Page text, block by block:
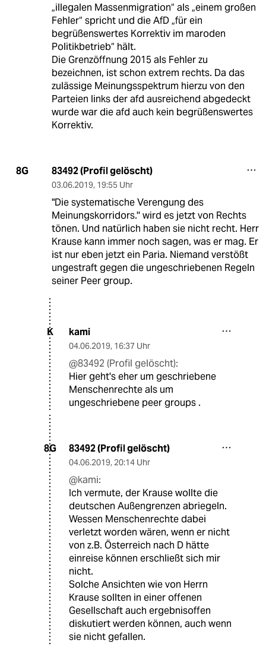
„illegalen Massenmigration“ als „einem großen
Fehler“ spricht und die AfD „für ein
begrüßenswertes Korrektiv im maroden
Politikbetrieb“ hält.
Die Grenzöffnung 2015 als Fehler zu
bezeichnen, ist schon extrem rechts. Da das
zulässige Meinungsspektrum hierzu von den
Parteien links der afd ausreichend abgedeckt
wurde war die afd auch kein begrüßenswertes
Korrektiv.
8G 83492 (Profil gelöscht)
03.06.2019, 19:55 Uhr
"Die systematische Verengung des
Meinungskorridors.'' wird es jetzt von Rechts
tönen. Und natürlich haben sie nicht recht. Herr
Krause kann immer noch sagen, was er mag. Er
ist nur eben jetzt ein Paria. Niemand verstößt
ungestraft gegen die ungeschriebenen Regeln
seiner Peer group.
K kami
04.06.2019, 16:37 Uhr
@83492 (Profil gelöscht):
Hier geht's eher um geschriebene
Menschenrechte als um
ungeschriebene peer groups .
8G 83492 (Profil gelöscht)
04.06.2019, 20:14 Uhr
@kami:
Ich vermute, der Krause wollte die
deutschen Außengrenzen abriegeln.
Wessen Menschenrechte dabei
verletzt worden wären, wenn er nicht
von z.B. Österreich nach D hätte
einreise können erschließt sich mir
nicht.
Solche Ansichten wie von Herrn
Krause sollten in einer offenen
Gesellschaft auch ergebnisoffen
diskutiert werden können, auch wenn
sie nicht gefallen.